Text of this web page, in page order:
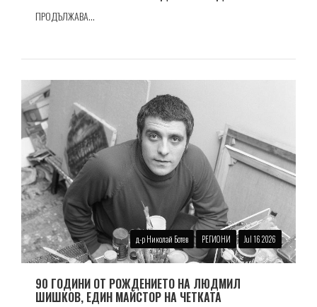
ПРОДЪЛЖАВА...
д-р Николай Ботев РЕГИОНИ Jul 16 2026
90 ГОДИНИ ОТ РОЖДЕНИЕТО НА ЛЮДМИЛ
ШИШКОВ, ЕДИН МАЙСТОР НА ЧЕТКАТА